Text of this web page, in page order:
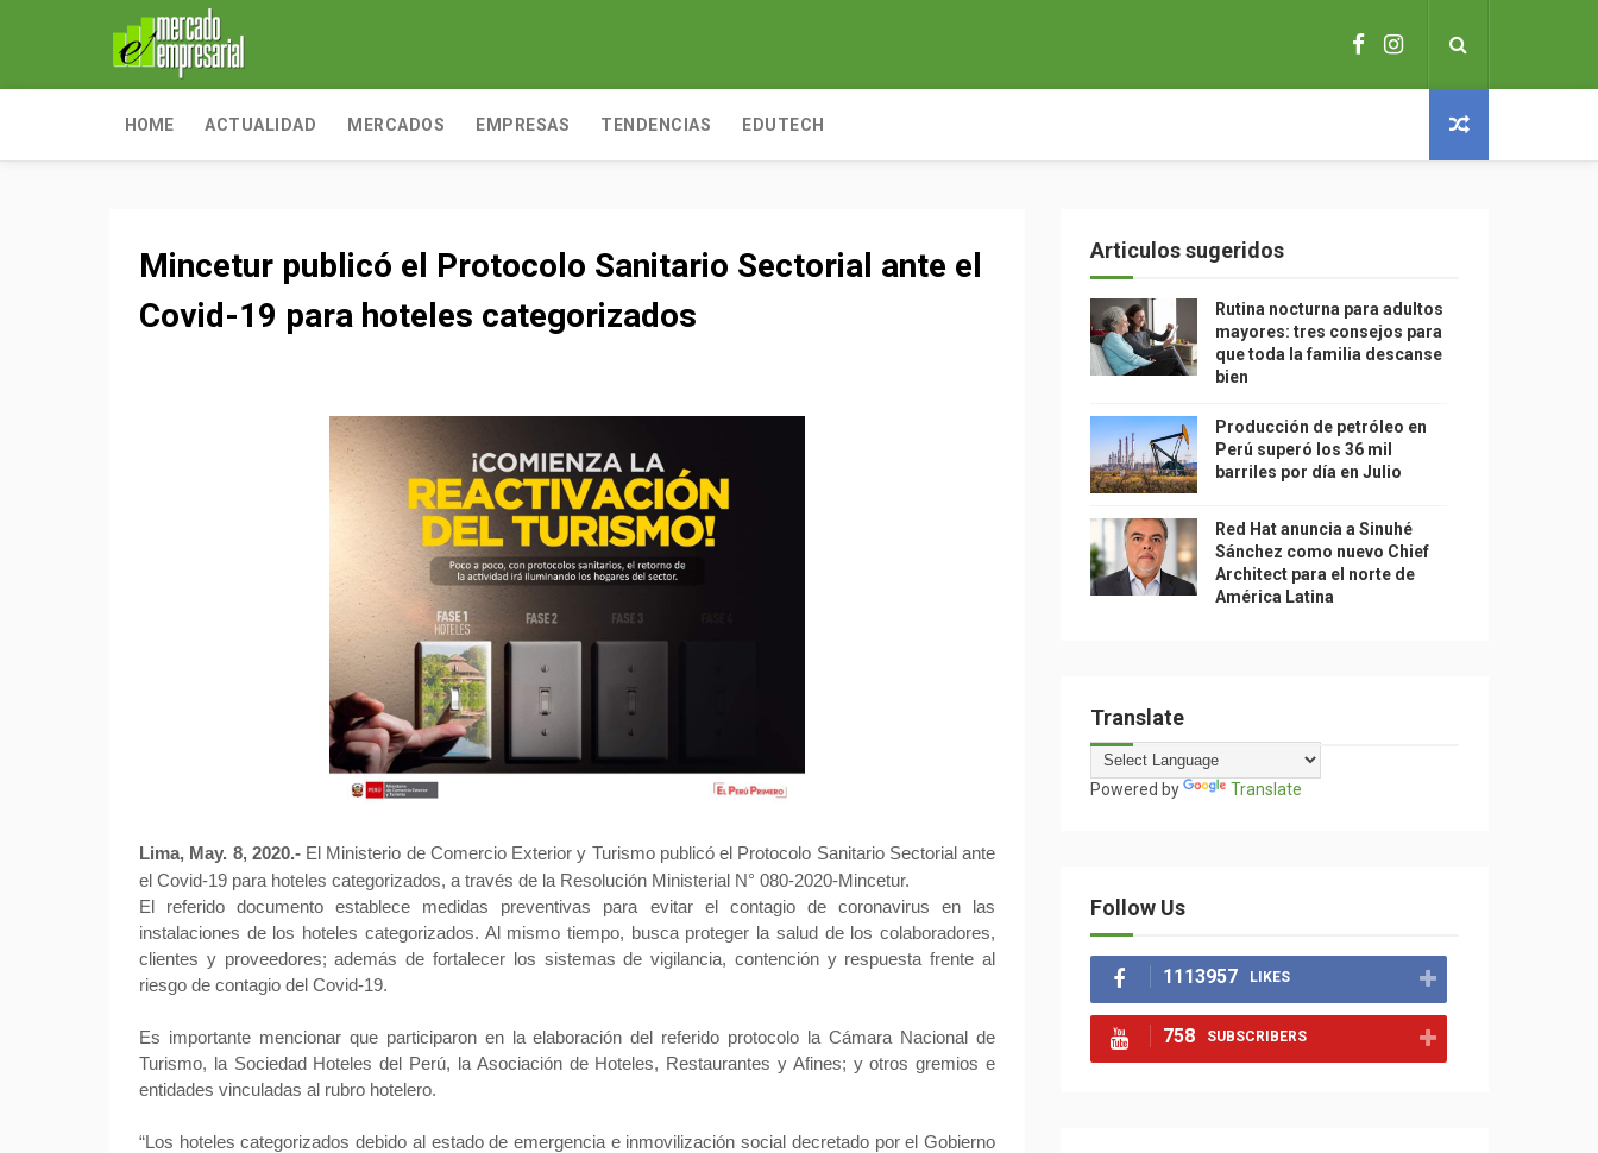
HOME ACTUALIDAD MERCADOS EMPRESAS TENDENCIAS EDUTECH
Mincetur publicó el Protocolo Sanitario Sectorial ante el
Covid-19 para hoteles categorizados
Lima, May. 8, 2020.-El Ministerio de Comercio Exterior y Turismo publicó el Protocolo Sanitario Sectorial ante
el Covid-19 para hoteles categorizados, a través de la Resolución Ministerial N° 080-2020-Mincetur.
El referido documento establece medidas preventivas para evitar el contagio de coronavirus en las
instalaciones de los hoteles categorizados. Al mismo tiempo, busca proteger la salud de los colaboradores,
clientes y proveedores; además de fortalecer los sistemas de vigilancia, contención y respuesta frente al
riesgo de contagio del Covid-19.
Es importante mencionar que participaron en la elaboración del referido protocolo la Cámara Nacional de
Turismo, la Sociedad Hoteles del Perú, la Asociación de Hoteles, Restaurantes y Afines; y otros gremios e
entidades vinculadas al rubro hotelero.
“Los hoteles categorizados debido al estado de emergencia e inmovilización social decretado por el Gobierno
Articulos sugeridos
Rutina nocturna para adultos
mayores: tres consejos para
que toda la familia descanse
bien
Producción de petróleo en
Perú superó los 36 mil
barriles por día en Julio
Red Hat anuncia a Sinuhé
Sánchez como nuevo Chief
Architect para el norte de
América Latina
Translate
Powered by Translate
Follow Us
1113957 LIKES
758 SUBSCRIBERS